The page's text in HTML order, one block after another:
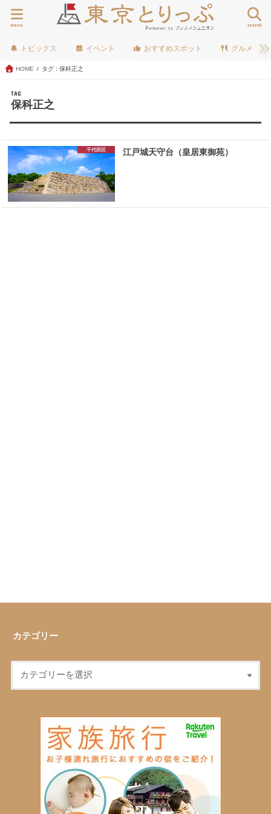
search
menu
トピックス イベント おすすめスポット グルメ
HOME タグ : 保科正之
TAG
保科正之
千代田区 江戸城天守台（皇居東御苑）
カテゴリー